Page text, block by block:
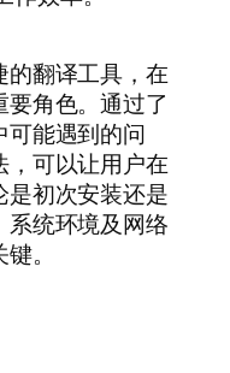
翻译工具，在
角色。通过了
能遇到的问
可以让用户在
初次安装还是
统环境及网络
。